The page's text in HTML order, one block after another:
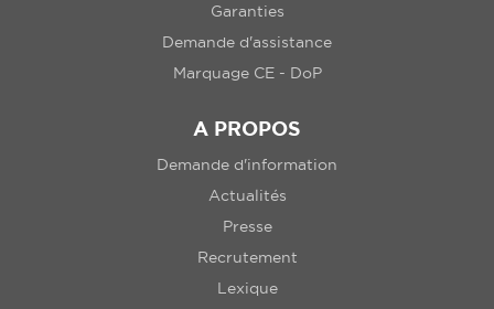
Garanties
Demande d'assistance
Marquage CE - DoP
A PROPOS
Demande d'information
Actualités
Presse
Recrutement
Lexique